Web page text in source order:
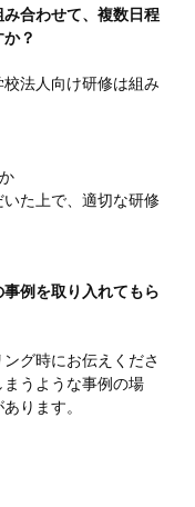
合わせて、複数日程
？
法人向け研修は組み
た上で、適切な研修
例を取り入れてもら
グ時にお伝えくださ
うような事例の場
ります。